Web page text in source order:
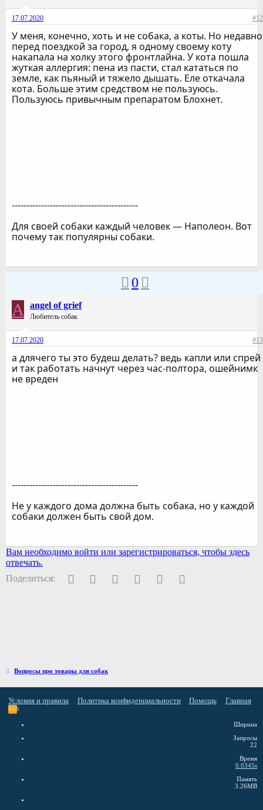
17.07.2020 #12
У меня, конечно, хоть и не собака, а коты. Но недавно
перед поездкой за город, я одному своему коту
накапала на холку этого фронтлайна. У кота пошла
жуткая аллергия: пена из пасти, стал кататься по
земле, как пьяный и тяжело дышать. Еле откачала
кота. Больше этим средством не пользуюсь.
Пользуюсь привычным препаратом Блохнет.
-------------------------------------------
Для своей собаки каждый человек — Наполеон. Вот
почему так популярны собаки.
0
A angel of grief
Любитель собак
17.07.2020 #13
а длячего ты это будеш делать? ведь капли или спрей
и так работать начнут через час-полтора, ошейнимк
не вреден
-------------------------------------------
Не у каждого дома должна быть собака, но у каждой
собаки должен быть свой дом.
Вам необходимо войти или зарегистрироваться, чтобы здесь
отвечать.
Поделиться:
FacebookTwitter PinterestWhatsAppЭлектронная почта
Вопросы про товары для собак
Условия и правила Политика конфиденциальности Помощь Главная
RSS
Ширина
Запросы
22
Время
0.0345s
Память
3.26MB